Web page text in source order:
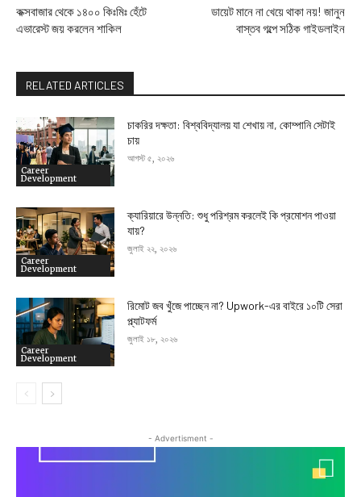
কক্সবাজার থেকে ১৪০০ কিঃমিঃ হেঁটে
এভারেস্ট জয় করলেন শাকিল
ডায়েট মানে না খেয়ে থাকা নয়! জানুন
বাস্তব গল্পে সঠিক গাইডলাইন
RELATED ARTICLES
Career
Development
চাকরির দক্ষতা: বিশ্ববিদ্যালয় যা শেখায় না, কোম্পানি সেটাই
চায়
আগস্ট ৫, ২০২৬
Career
Development
ক্যারিয়ারে উন্নতি: শুধু পরিশ্রম করলেই কি প্রমোশন পাওয়া
যায়?
জুলাই ২২, ২০২৬
Career
Development
রিমোট জব খুঁজে পাচ্ছেন না? Upwork-এর বাইরে ১০টি সেরা
প্ল্যাটফর্ম
জুলাই ১৮, ২০২৬
- Advertisment -